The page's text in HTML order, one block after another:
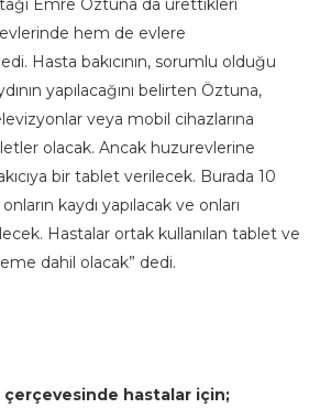
Emre Öztuna da ürettikleri
hem de evlere
Hasta bakıcının, sorumlu olduğu
yapılacağını belirten Öztuna,
veya mobil cihazlarına
olacak. Ancak huzurevlerine
bir tablet verilecek. Burada 10
kaydı yapılacak ve onları
Hastalar ortak kullanılan tablet ve
dahil olacak” dedi.
çerçevesinde hastalar için;